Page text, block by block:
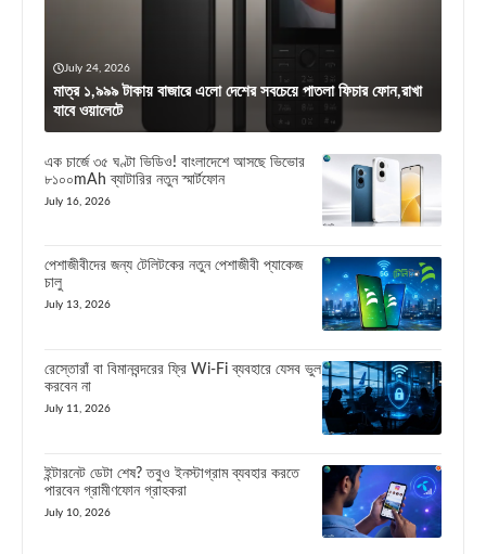
July 24, 2026
মাত্র ১,৯৯৯ টাকায় বাজারে এলো দেশের সবচেয়ে পাতলা ফিচার ফোন,রাখা
যাবে ওয়ালেটে
এক চার্জে ৩৫ ঘণ্টা ভিডিও! বাংলাদেশে আসছে ভিভোর
৮১০০mAh ব্যাটারির নতুন স্মার্টফোন
July 16, 2026
পেশাজীবীদের জন্য টেলিটকের নতুন পেশাজীবী প্যাকেজ
চালু
July 13, 2026
রেস্তোরাঁ বা বিমানবন্দরের ফ্রি Wi-Fi ব্যবহারে যেসব ভুল
করবেন না
July 11, 2026
ইন্টারনেট ডেটা শেষ? তবুও ইনস্টাগ্রাম ব্যবহার করতে
পারবেন গ্রামীণফোন গ্রাহকরা
July 10, 2026